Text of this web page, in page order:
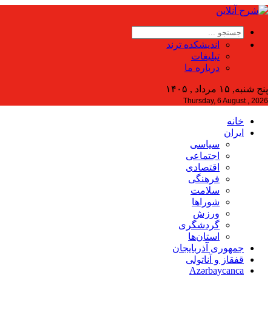
اندیشکده ترند
تبلیغات
درباره ما
پنج شنبه, ۱۵ مرداد , ۱۴۰۵
Thursday, 6 August , 2026
خانه
ایران
سیاسی
اجتماعی
اقتصادی
فرهنگی
سلامت
شوراها
ورزش
گردشگری
استان‌ها
جمهوری آذربایجان
قفقاز و آناتولی
Azərbaycanca